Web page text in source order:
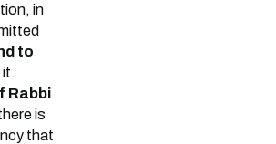
in
to
Rabbi
is
that